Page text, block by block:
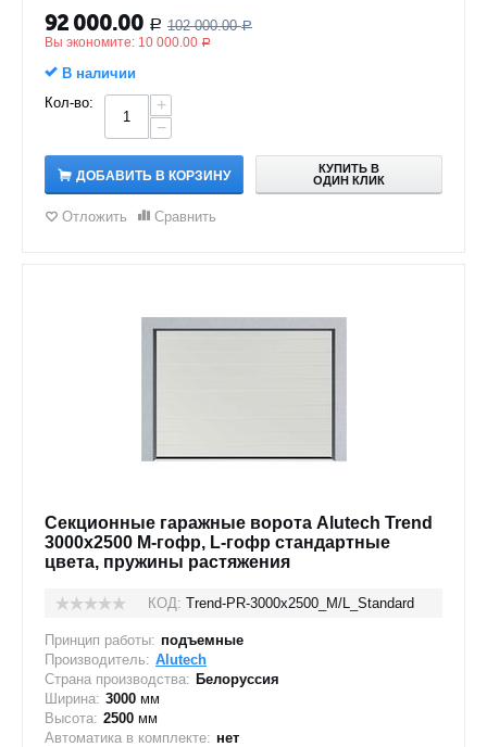
92 000.00 Р 102 000.00 Р
Вы экономите: 10 000.00 Р
В наличии
Кол-во:
+
−
ДОБАВИТЬ В КОРЗИНУ
КУПИТЬ В
ОДИН КЛИК
Отложить Сравнить
Секционные гаражные ворота Alutech Trend
3000x2500 M-гофр, L-гофр стандартные
цвета, пружины растяжения
КОД: Trend-PR-3000х2500_M/L_Standard
Принцип работы: подъемные
Производитель: Alutech
Страна производства: Белоруссия
Ширина: 3000 мм
Высота: 2500 мм
Автоматика в комплекте: нет